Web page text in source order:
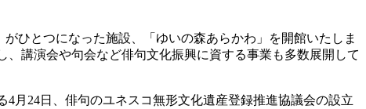
ひとつになった施設、「ゆいの森あらかわ」を開館いたしま
講演会や句会など俳句文化振興に資する事業も多数展開して
月24日、俳句のユネスコ無形文化遺産登録推進協議会の設立